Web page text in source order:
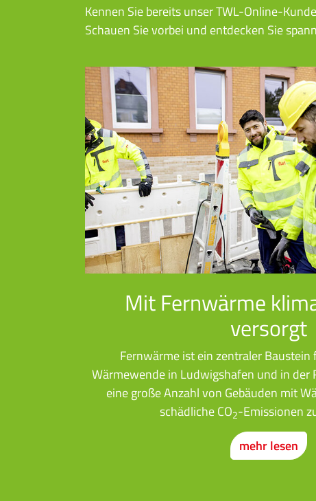
Kennen Sie bereits unser TWL-Online-
Schauen Sie vorbei und entdecken Sie
Mit Fernwärme
versorgt
Fernwärme ist ein zentraler Baustein
Wärmewende in Ludwigshafen und in der
eine große Anzahl von Gebäuden mit
schädliche CO2-Emissionen
mehr lesen